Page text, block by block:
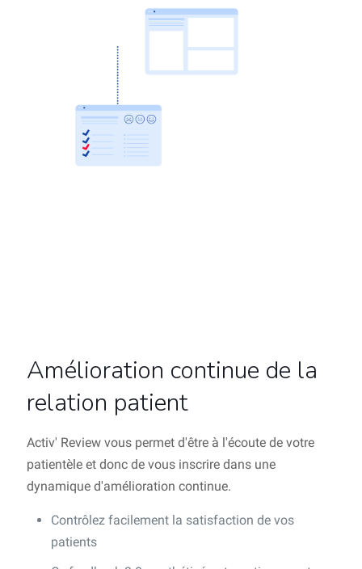
Amélioration continue de la
relation patient
Activ' Review vous permet d'être à l'écoute de votre
patientèle et donc de vous inscrire dans une
dynamique d'amélioration continue.
Contrôlez facilement la satisfaction de vos
patients